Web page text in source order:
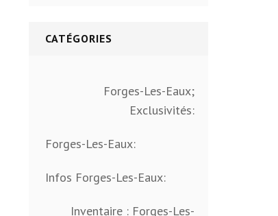
CATÉGORIES
Forges-Les-Eaux;
Exclusivités:
Forges-Les-Eaux:
Infos Forges-Les-Eaux:
Inventaire : Forges-Les-